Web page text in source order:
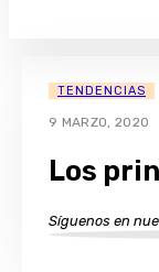
TENDENCIAS
9 MARZO, 2020
Los
Síguenos en